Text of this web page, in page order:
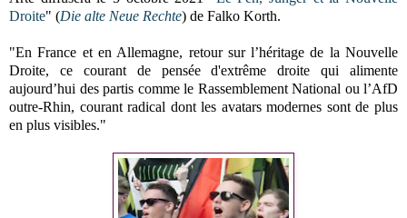
Droite" (Die alte Neue Rechte) de Falko Korth.
"En France et en Allemagne, retour sur l’héritage de la Nouvelle
Droite, ce courant de pensée d'extrême droite qui alimente
aujourd’hui des partis comme le Rassemblement National ou l’AfD
outre-Rhin, courant radical dont les avatars modernes sont de plus
en plus visibles."